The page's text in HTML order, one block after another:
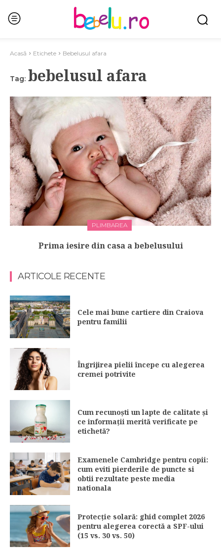
Acasă Etichete Bebelusul afara
Tag: bebelusul afara
PLIMBAREA
Prima iesire din casa a bebelusului
ARTICOLE RECENTE
Cele mai bune cartiere din Craiova
pentru familii
Îngrijirea pielii începe cu alegerea
cremei potrivite
Cum recunoști un lapte de calitate și
ce informații merită verificate pe
etichetă?
Examenele Cambridge pentru copii:
cum eviti pierderile de puncte si
obtii rezultate peste media
nationala
Protecție solară: ghid complet 2026
pentru alegerea corectă a SPF-ului
(15 vs. 30 vs. 50)